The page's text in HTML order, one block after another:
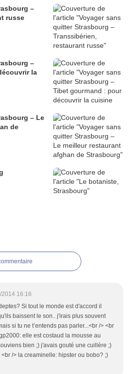
–
russe
–
la
– Le
de
2014 16:16
Si tout le monde est d'accord il
baissent le son.. j'irais plus souvent
si tu ne t’entends pas parler...<br /> <br
elle est costaud la mousse au
bien ;) j'avais gouté une cuillère ;)
<br /> la creaminelle: hipster ou bobo? ;)